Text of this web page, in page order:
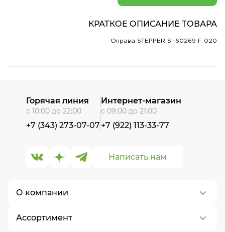
КРАТКОЕ ОПИСАНИЕ ТОВАРА
Оправа STEPPER SI-60269 F 020
О компании
О нас
Ассортимент
Написать нам
Горячая линия
с 10:00 до 22:00
+7 (343) 273-07-07
Интернет-магазин
с 09:00 до 21:00
+7 (922) 113-33-77